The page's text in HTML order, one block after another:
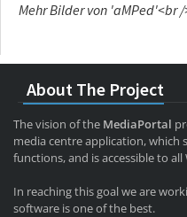
Mehr Bilder von 'aMPed'<br
About The Project
The vision of the MediaPortal
media centre application, which
functions, and is accessible to all
In reaching this goal we are
software is one of the best.